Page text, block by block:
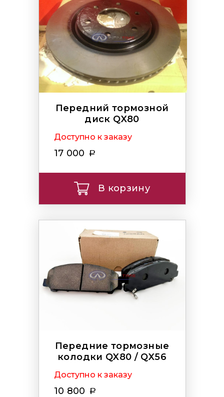
Передний тормозной
диск QX80
Доступно к заказу
17 000
В корзину
Передние тормозные
колодки QX80 / QX56
Доступно к заказу
10 800